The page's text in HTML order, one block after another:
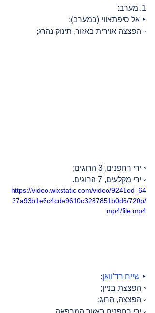
1. מערב:
‣ אל סיפתאווי (במערב):
◦ הפצצה אוירית באזור, תינוק נהרג;
◦ ירי רחפנים, 3 הרוגים;
◦ ירי מקלעים, 7 הרוגים.
https://video.wixstatic.com/video/9241ed_64
37a93b1e6c4cde9610c3287851b0d6/720p/
mp4/file.mp4
‣ שייח רד'וואן:
◦ הפצצת בניין;
◦ הפצצה, הרוג;
◦ ירי רחפנים באזור המרפאה.